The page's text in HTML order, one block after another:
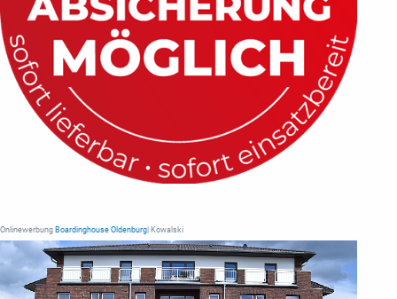
Onlinewerbung Boardinghouse Oldenburg | Kowalski